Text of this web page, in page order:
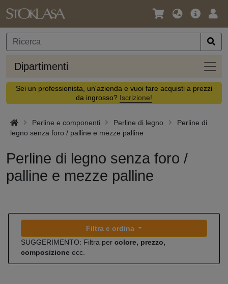
Lingua
Valuta
Offerta
Dipartimenti
Sei un professionista, un'azienda e vuoi fare acquisti a prezzi
da ingrosso? Iscrizione!
Perline e componenti Perline di legno
Perline di
legno senza foro / palline e mezze palline
Perline di legno senza foro /
palline e mezze palline
Filtra e ordina
SUGGERIMENTO: Filtra per colore, prezzo,
composizione ecc.